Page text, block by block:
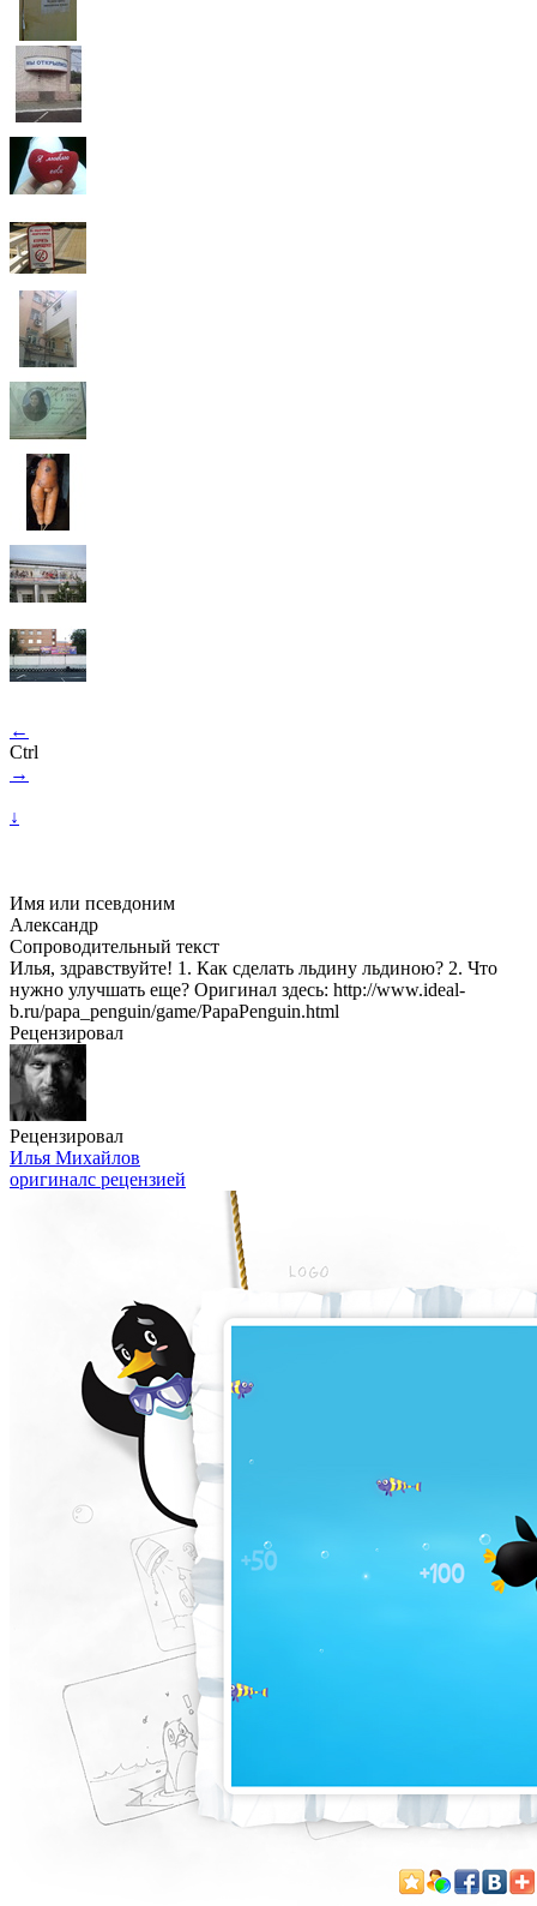
←
Ctrl
→
↓
Имя или псевдоним
Александр
Сопроводительный текст
Илья, здравствуйте! 1. Как сделать льдину льдиною? 2. Что
нужно улучшать еще? Оригинал здесь: http://www.ideal-
b.ru/papa_penguin/game/PapaPenguin.html
Рецензировал
Рецензировал
Илья Михайлов
оригиналс рецензией